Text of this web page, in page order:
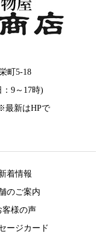
町5-18
9～17時)
新はHPで
着情報
のご案内
客様の声
ージカード